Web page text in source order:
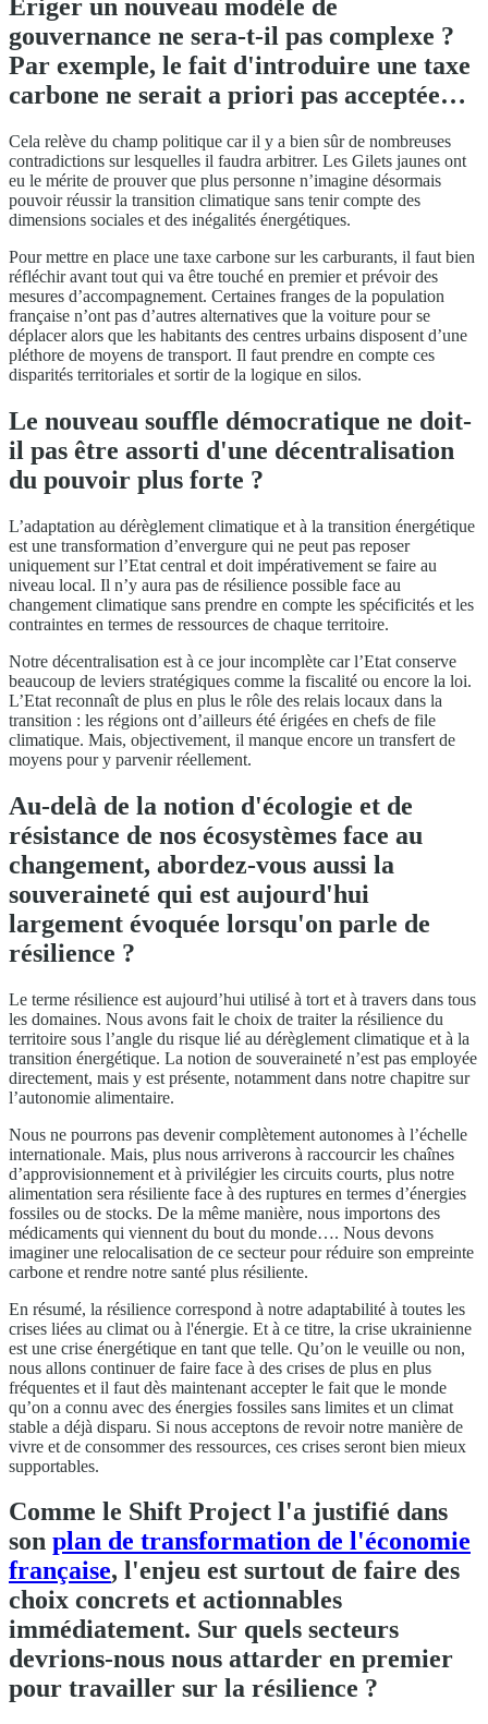
Ériger un nouveau modèle de
gouvernance ne sera-t-il pas complexe ?
Par exemple, le fait d'introduire une taxe
carbone ne serait a priori pas acceptée…
Cela relève du champ politique car il y a bien sûr de nombreuses
contradictions sur lesquelles il faudra arbitrer. Les Gilets jaunes ont
eu le mérite de prouver que plus personne n’imagine désormais
pouvoir réussir la transition climatique sans tenir compte des
dimensions sociales et des inégalités énergétiques.
Pour mettre en place une taxe carbone sur les carburants, il faut bien
réfléchir avant tout qui va être touché en premier et prévoir des
mesures d’accompagnement. Certaines franges de la population
française n’ont pas d’autres alternatives que la voiture pour se
déplacer alors que les habitants des centres urbains disposent d’une
pléthore de moyens de transport. Il faut prendre en compte ces
disparités territoriales et sortir de la logique en silos.
Le nouveau souffle démocratique ne doit-
il pas être assorti d'une décentralisation
du pouvoir plus forte ?
L’adaptation au dérèglement climatique et à la transition énergétique
est une transformation d’envergure qui ne peut pas reposer
uniquement sur l’Etat central et doit impérativement se faire au
niveau local. Il n’y aura pas de résilience possible face au
changement climatique sans prendre en compte les spécificités et les
contraintes en termes de ressources de chaque territoire.
Notre décentralisation est à ce jour incomplète car l’Etat conserve
beaucoup de leviers stratégiques comme la fiscalité ou encore la loi.
L’Etat reconnaît de plus en plus le rôle des relais locaux dans la
transition : les régions ont d’ailleurs été érigées en chefs de file
climatique. Mais, objectivement, il manque encore un transfert de
moyens pour y parvenir réellement.
Au-delà de la notion d'écologie et de
résistance de nos écosystèmes face au
changement, abordez-vous aussi la
souveraineté qui est aujourd'hui
largement évoquée lorsqu'on parle de
résilience ?
Le terme résilience est aujourd’hui utilisé à tort et à travers dans tous
les domaines. Nous avons fait le choix de traiter la résilience du
territoire sous l’angle du risque lié au dérèglement climatique et à la
transition énergétique. La notion de souveraineté n’est pas employée
directement, mais y est présente, notamment dans notre chapitre sur
l’autonomie alimentaire.
Nous ne pourrons pas devenir complètement autonomes à l’échelle
internationale. Mais, plus nous arriverons à raccourcir les chaînes
d’approvisionnement et à privilégier les circuits courts, plus notre
alimentation sera résiliente face à des ruptures en termes d’énergies
fossiles ou de stocks. De la même manière, nous importons des
médicaments qui viennent du bout du monde…. Nous devons
imaginer une relocalisation de ce secteur pour réduire son empreinte
carbone et rendre notre santé plus résiliente.
En résumé, la résilience correspond à notre adaptabilité à toutes les
crises liées au climat ou à l'énergie. Et à ce titre, la crise ukrainienne
est une crise énergétique en tant que telle. Qu’on le veuille ou non,
nous allons continuer de faire face à des crises de plus en plus
fréquentes et il faut dès maintenant accepter le fait que le monde
qu’on a connu avec des énergies fossiles sans limites et un climat
stable a déjà disparu. Si nous acceptons de revoir notre manière de
vivre et de consommer des ressources, ces crises seront bien mieux
supportables.
Comme le Shift Project l'a justifié dans
son plan de transformation de l'économie
française, l'enjeu est surtout de faire des
choix concrets et actionnables
immédiatement. Sur quels secteurs
devrions-nous nous attarder en premier
pour travailler sur la résilience ?